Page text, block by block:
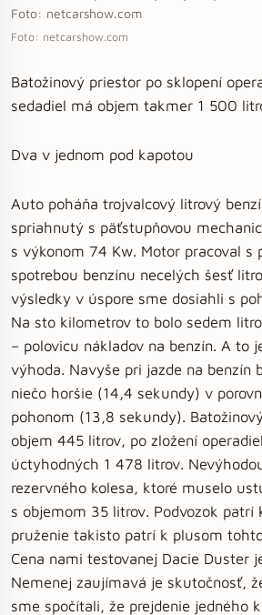
Foto: netcarshow.com
Foto: netcarshow.com
Batožinový priestor po sklopení
sedadiel má objem takmer 1 500
Dva v jednom pod kapotou
Auto poháňa trojvalcový litrový
spriahnutý s päťstupňovou
s výkonom 74 Kw. Motor pracoval s
spotrebou benzínu necelých šesť
výsledky v úspore sme dosiahli s
Na sto kilometrov to bolo sedem
– polovicu nákladov na benzín. A to
výhoda. Navyše pri jazde na benzín
niečo horšie (14,4 sekundy) v
pohonom (13,8 sekundy).
objem 445 litrov, po zložení
úctyhodných 1 478 litrov.
rezervného kolesa, ktoré muselo
s objemom 35 litrov. Podvozok
pruženie takisto patrí k plusom
Cena nami testovanej Dacie Duster
Nemenej zaujímavá je skutočnosť,
sme spočítali, že prejdenie jedného